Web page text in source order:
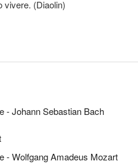
vivere. (Diaolin)
- Johann Sebastian Bach
- Wolfgang Amadeus Mozart